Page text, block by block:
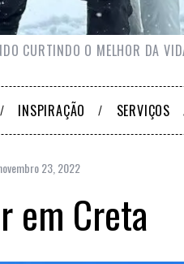
CURTINDO O MELHOR DA
INSPIRAÇÃO SERVIÇOS
23, 2022
em Creta